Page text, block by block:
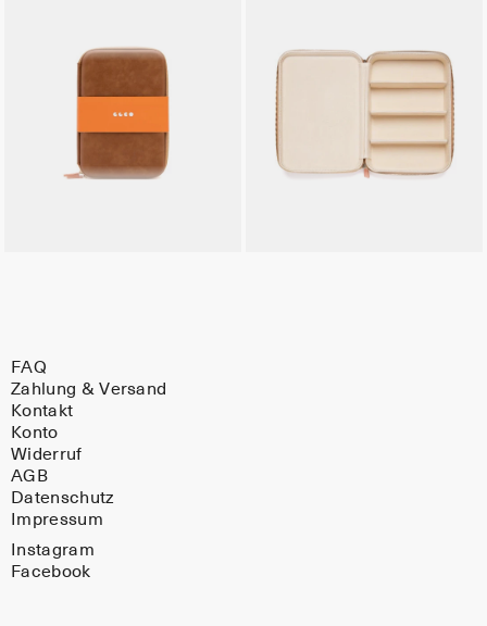
FAQ
Zahlung & Versand
Kontakt
Konto
Widerruf
AGB
Datenschutz
Impressum
Instagram
Facebook